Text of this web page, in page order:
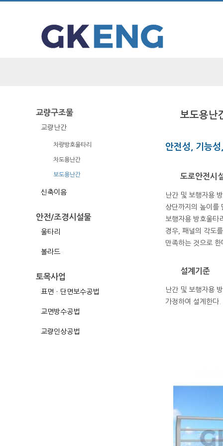
교량구조물
교량난간
차량방호울타리
차도용난간
보도용난간
신축이음
안전/조경시설물
울타리
볼라드
토목사업
표면ㆍ단면보수공법
교면방수공법
교량인상공법
보도용난
안전성, 기능
도로안전시
난간 및 보행자용
상단까지의 높이를
보행자용 방호울타
경우, 패널의 각도
만족하는 것으로 한
설계기준
난간 및 보행자용
가정하여 설계한